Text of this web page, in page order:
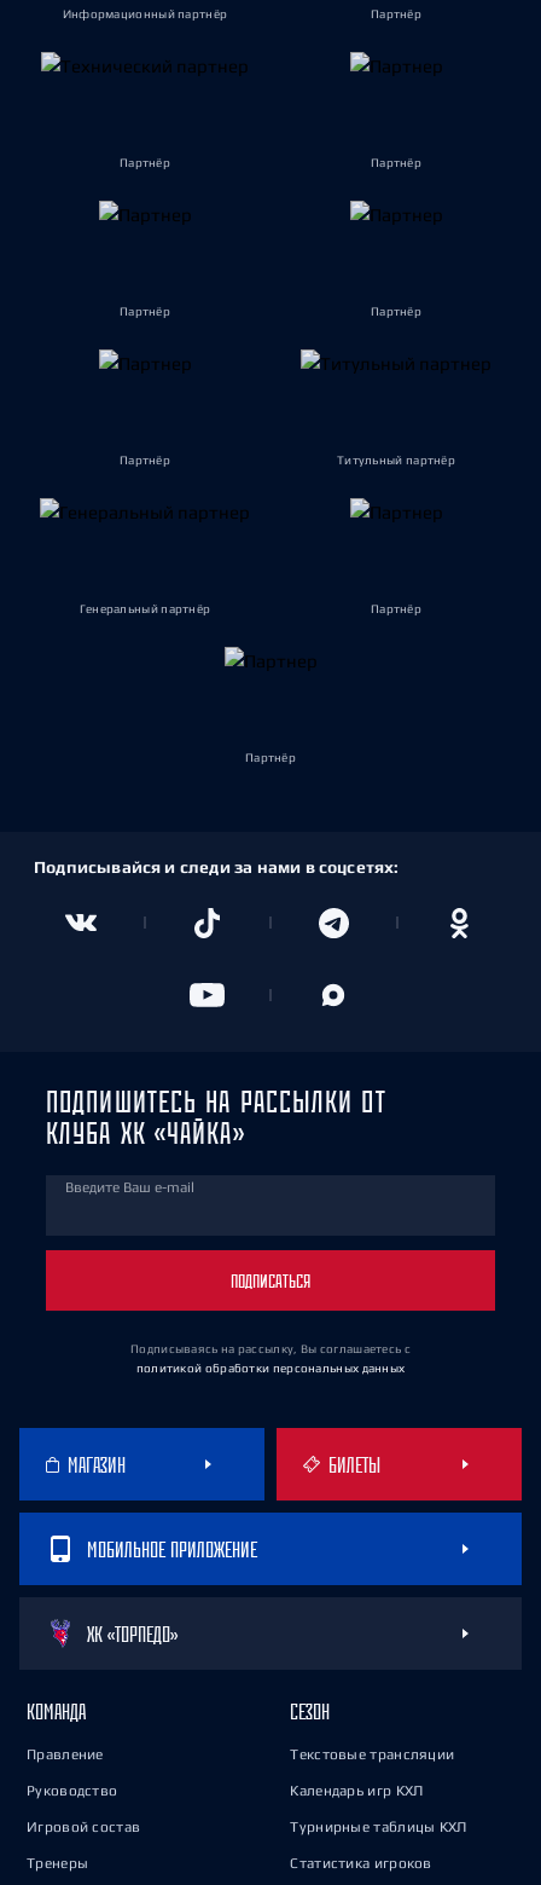
Информационный партнёр Партнёр
Партнёр Партнёр
Партнёр Партнёр
Партнёр Титульный партнёр
Генеральный партнёр Партнёр
Партнёр
Подписывайся и следи за нами в соцсетях:
ПОДПИШИТЕСЬ НА РАССЫЛКИ ОТ
КЛУБА ХК «ЧАЙКА»
Введите Ваш e-mail
ПОДПИСАТЬСЯ
Подписываясь на рассылку, Вы соглашаетесь с
политикой обработки персональных данных
МАГАЗИН БИЛЕТЫ
МОБИЛЬНОЕ ПРИЛОЖЕНИЕ
ХК «ТОРПЕДО»
КОМАНДА
Правление
Руководство
Игровой состав
Тренеры
СЕЗОН
Текстовые трансляции
Календарь игр КХЛ
Турнирные таблицы КХЛ
Статистика игроков